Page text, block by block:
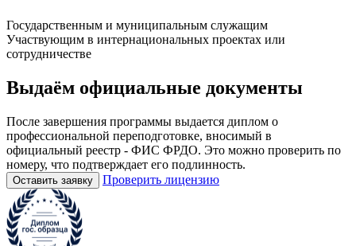
Государственным и муниципальным служащим
Участвующим в интернациональных проектах или
сотрудничестве
Выдаём официальные документы
После завершения программы выдается диплом о
профессиональной переподготовке, вносимый в
официальный реестр - ФИС ФРДО. Это можно проверить по
номеру, что подтверждает его подлинность.
Оставить заявку Проверить лицензию